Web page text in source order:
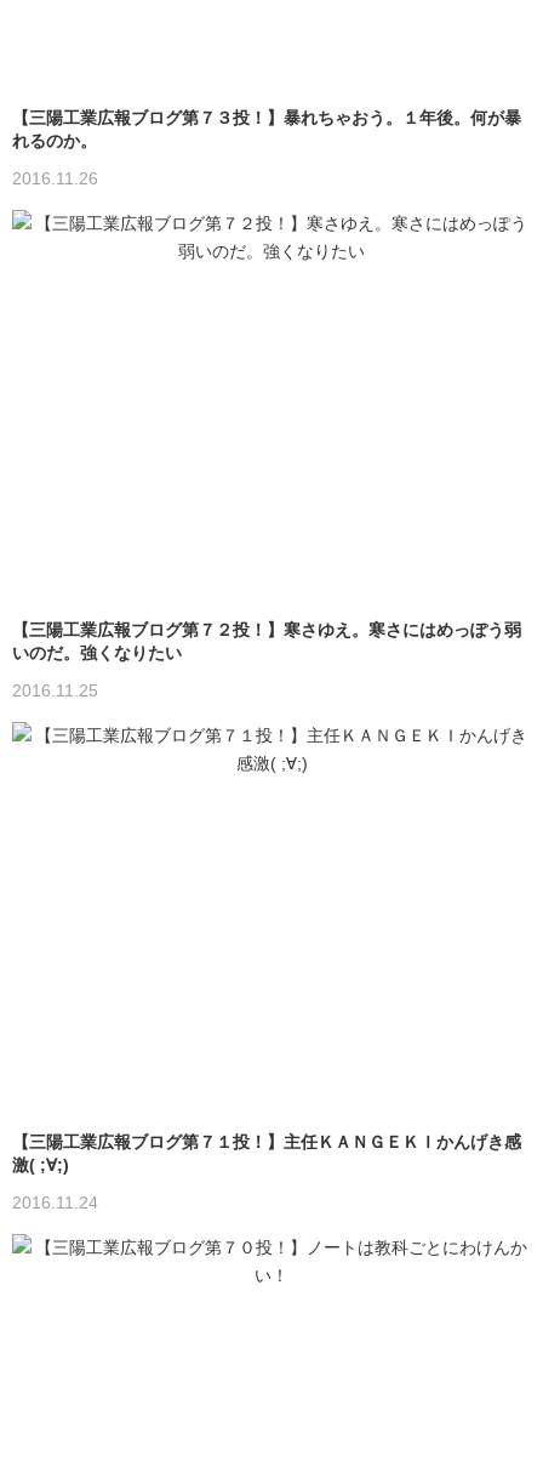
【三陽工業広報ブログ第７３投！】暴れちゃおう。１年後。何が暴
れるのか。
2016.11.26
【三陽工業広報ブログ第７２投！】寒さゆえ。寒さにはめっぽう弱
いのだ。強くなりたい
2016.11.25
【三陽工業広報ブログ第７１投！】主任ＫＡＮＧＥＫＩかんげき感
激( ;∀;)
2016.11.24